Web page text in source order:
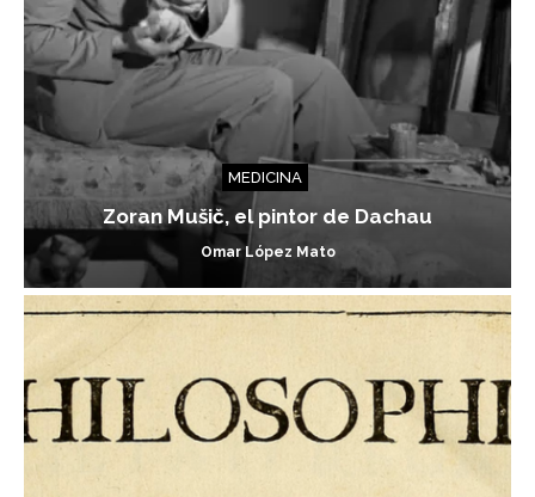
MEDICINA
Zoran Mušič, el pintor de Dachau
Omar López Mato